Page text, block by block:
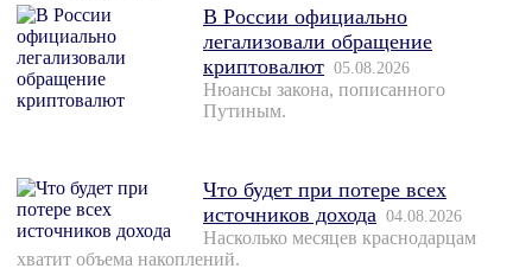
В России официально
легализовали обращение
криптовалют 05.08.2026
Нюансы закона, пописанного
Путиным.
Что будет при потере всех
источников дохода 04.08.2026
Насколько месяцев краснодарцам
хватит объема накоплений.